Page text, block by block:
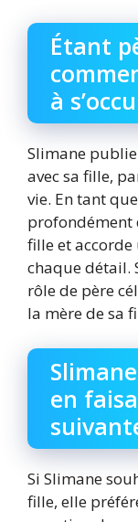
Étant
à
Slimane
avec sa fille,
vie. En tant
profondément
fille et
chaque détail.
rôle de père
la mère de sa
en
Si Slimane
fille, elle